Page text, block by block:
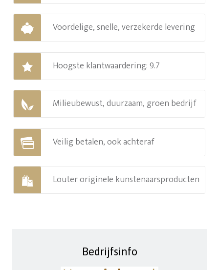
Voordelige, snelle, verzekerde levering
Hoogste klantwaardering: 9.7
Milieubewust, duurzaam, groen bedrijf
Veilig betalen, ook achteraf
Louter originele kunstenaarsproducten
Bedrijfsinfo